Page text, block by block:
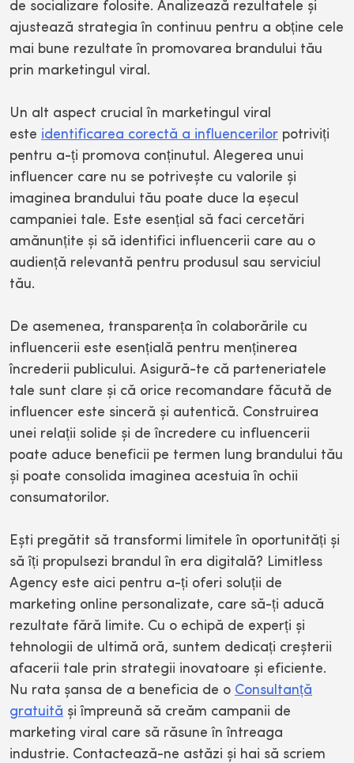
de socializare folosite. Analizează rezultatele și
ajustează strategia în continuu pentru a obține cele
mai bune rezultate în promovarea brandului tău
prin marketingul viral.
Un alt aspect crucial în marketingul viral
este identificarea corectă a influencerilor potriviți
pentru a-ți promova conținutul. Alegerea unui
influencer care nu se potrivește cu valorile și
imaginea brandului tău poate duce la eșecul
campaniei tale. Este esențial să faci cercetări
amănunțite și să identifici influencerii care au o
audiență relevantă pentru produsul sau serviciul
tău.
De asemenea, transparența în colaborările cu
influencerii este esențială pentru menținerea
încrederii publicului. Asigură-te că parteneriatele
tale sunt clare și că orice recomandare făcută de
influencer este sinceră și autentică. Construirea
unei relații solide și de încredere cu influencerii
poate aduce beneficii pe termen lung brandului tău
și poate consolida imaginea acestuia în ochii
consumatorilor.
Ești pregătit să transformi limitele în oportunități și
să îți propulsezi brandul în era digitală? Limitless
Agency este aici pentru a-ți oferi soluții de
marketing online personalizate, care să-ți aducă
rezultate fără limite. Cu o echipă de experți și
tehnologii de ultimă oră, suntem dedicați creșterii
afacerii tale prin strategii inovatoare și eficiente.
Nu rata șansa de a beneficia de o Consultanță
gratuită și împreună să creăm campanii de
marketing viral care să răsune în întreaga
industrie. Contactează-ne astăzi și hai să scriem